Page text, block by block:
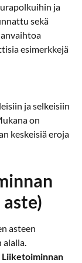
ja
sekä
esimerkkejä
ja selkeisiin
on
keskeisiä eroja
asteen
Liiketoiminnan